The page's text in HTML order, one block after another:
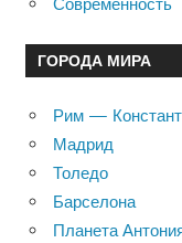
ГОРОДА МИРА
Рим —
Мадрид
Толедо
Барселона
Планета